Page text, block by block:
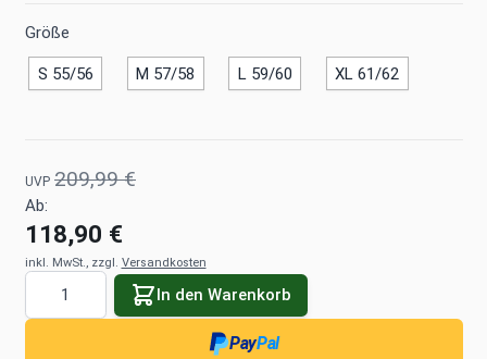
Größe
S 55/56 M 57/58 L 59/60 XL 61/62
UVP 209,99 €
Ab:
118,90 €
inkl. MwSt., zzgl. Versandkosten
In den Warenkorb
PayPal